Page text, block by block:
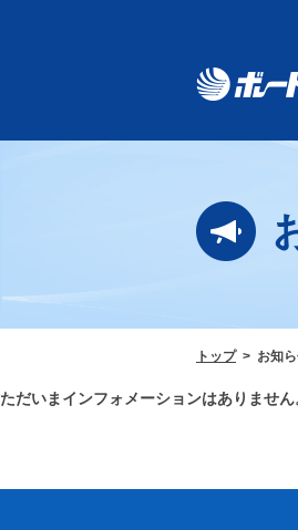
トップ お知
ただいまインフォメーションはありません